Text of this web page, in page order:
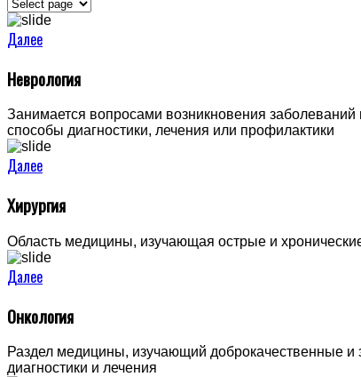
Далее
Неврология
Занимается вопросами возникновения
способы диагностики, лечения или профилактики
Далее
Хирургия
Область медицины, изучающая острые и
Далее
Онкология
Раздел медицины, изучающий доброкачественные и
диагностики и лечения